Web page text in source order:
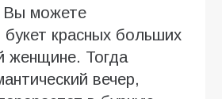
Вы можете
букет красных больших
женщине. Тогда
вечер,